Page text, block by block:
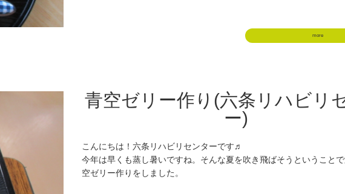
more
青空ゼリー作り(六条リハビリ
ー)
こんにちは！六条リハビリセンターです♬
今年は早くも蒸し暑いですね。そんな夏を吹き飛ばそうということ
空ゼリー作りをしました。